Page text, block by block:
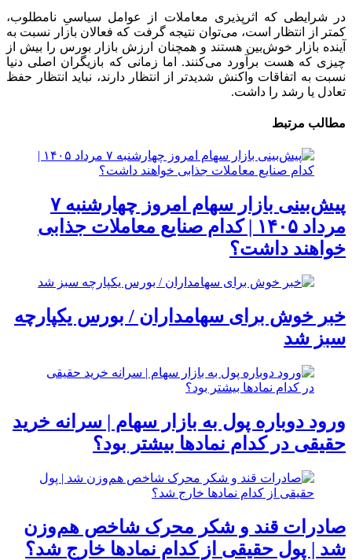
در شرایطی که اثرپذیری معاملات از عوامل سیاسیِ نامطلوب،
کمتر از انتظار است، می‌توان نتیجه گرفت که فعالان بازار نسبت به
آینده بازار خوش‌بین هستند و همچنان ارزش بازار بورس را بیش از
چیزی که هست برآورد می‌کنند. اما زمانی که بازیگران اصلی دنیا
نسبت به اتفاقات واکنش شدیدتر از انتظار دارند، نباید انتظار حفظ
تعادل یا رشد را داشت.
مطالب مرتبط
پیش‌بینی بازار سهام امروز چهارشنبه ۷
مرداد ۱۴۰۵ | کدام صنایع معاملات جذابی
خواهند داشت؟
خبر خوش برای سهامداران / بورس یکپارچه
سبز شد
ورود دوباره پول به بازار سهام | سرانه خرید
حقیقی در کدام نماد‌ها بیشتر بود؟
صادرات قند و شکر محرک شاخص هم‌وزن
شد | پول حقیقی از کدام نماد‌ها خارج شد؟